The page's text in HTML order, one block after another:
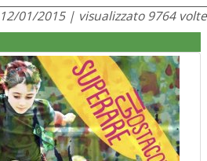
01/2015 | visualizzato 9764 volte